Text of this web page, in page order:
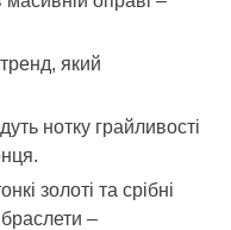
який
нотку грайливості
золоті та срібні
–